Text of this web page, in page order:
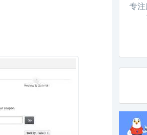
专